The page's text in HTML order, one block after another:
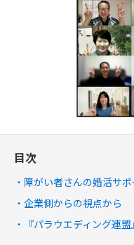
目次
障がい者さんの婚活サ
企業側からの視点から
『パラウエディング連盟